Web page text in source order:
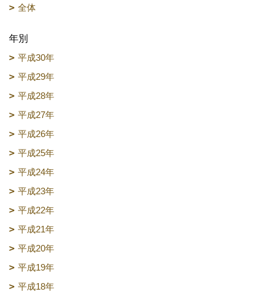
全体
年別
平成30年
平成29年
平成28年
平成27年
平成26年
平成25年
平成24年
平成23年
平成22年
平成21年
平成20年
平成19年
平成18年